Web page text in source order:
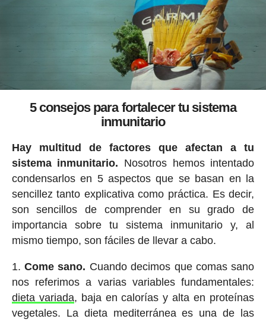
5 consejos para fortalecer tu sistema
inmunitario
Hay multitud de factores que afectan a tu
sistema inmunitario. Nosotros hemos intentado
condensarlos en 5 aspectos que se basan en la
sencillez tanto explicativa como práctica. Es decir,
son sencillos de comprender en su grado de
importancia sobre tu sistema inmunitario y, al
mismo tiempo, son fáciles de llevar a cabo.
Come sano. Cuando decimos que comas sano
nos referimos a varias variables fundamentales:
dieta variada, baja en calorías y alta en proteínas
vegetales. La dieta mediterránea es una de las